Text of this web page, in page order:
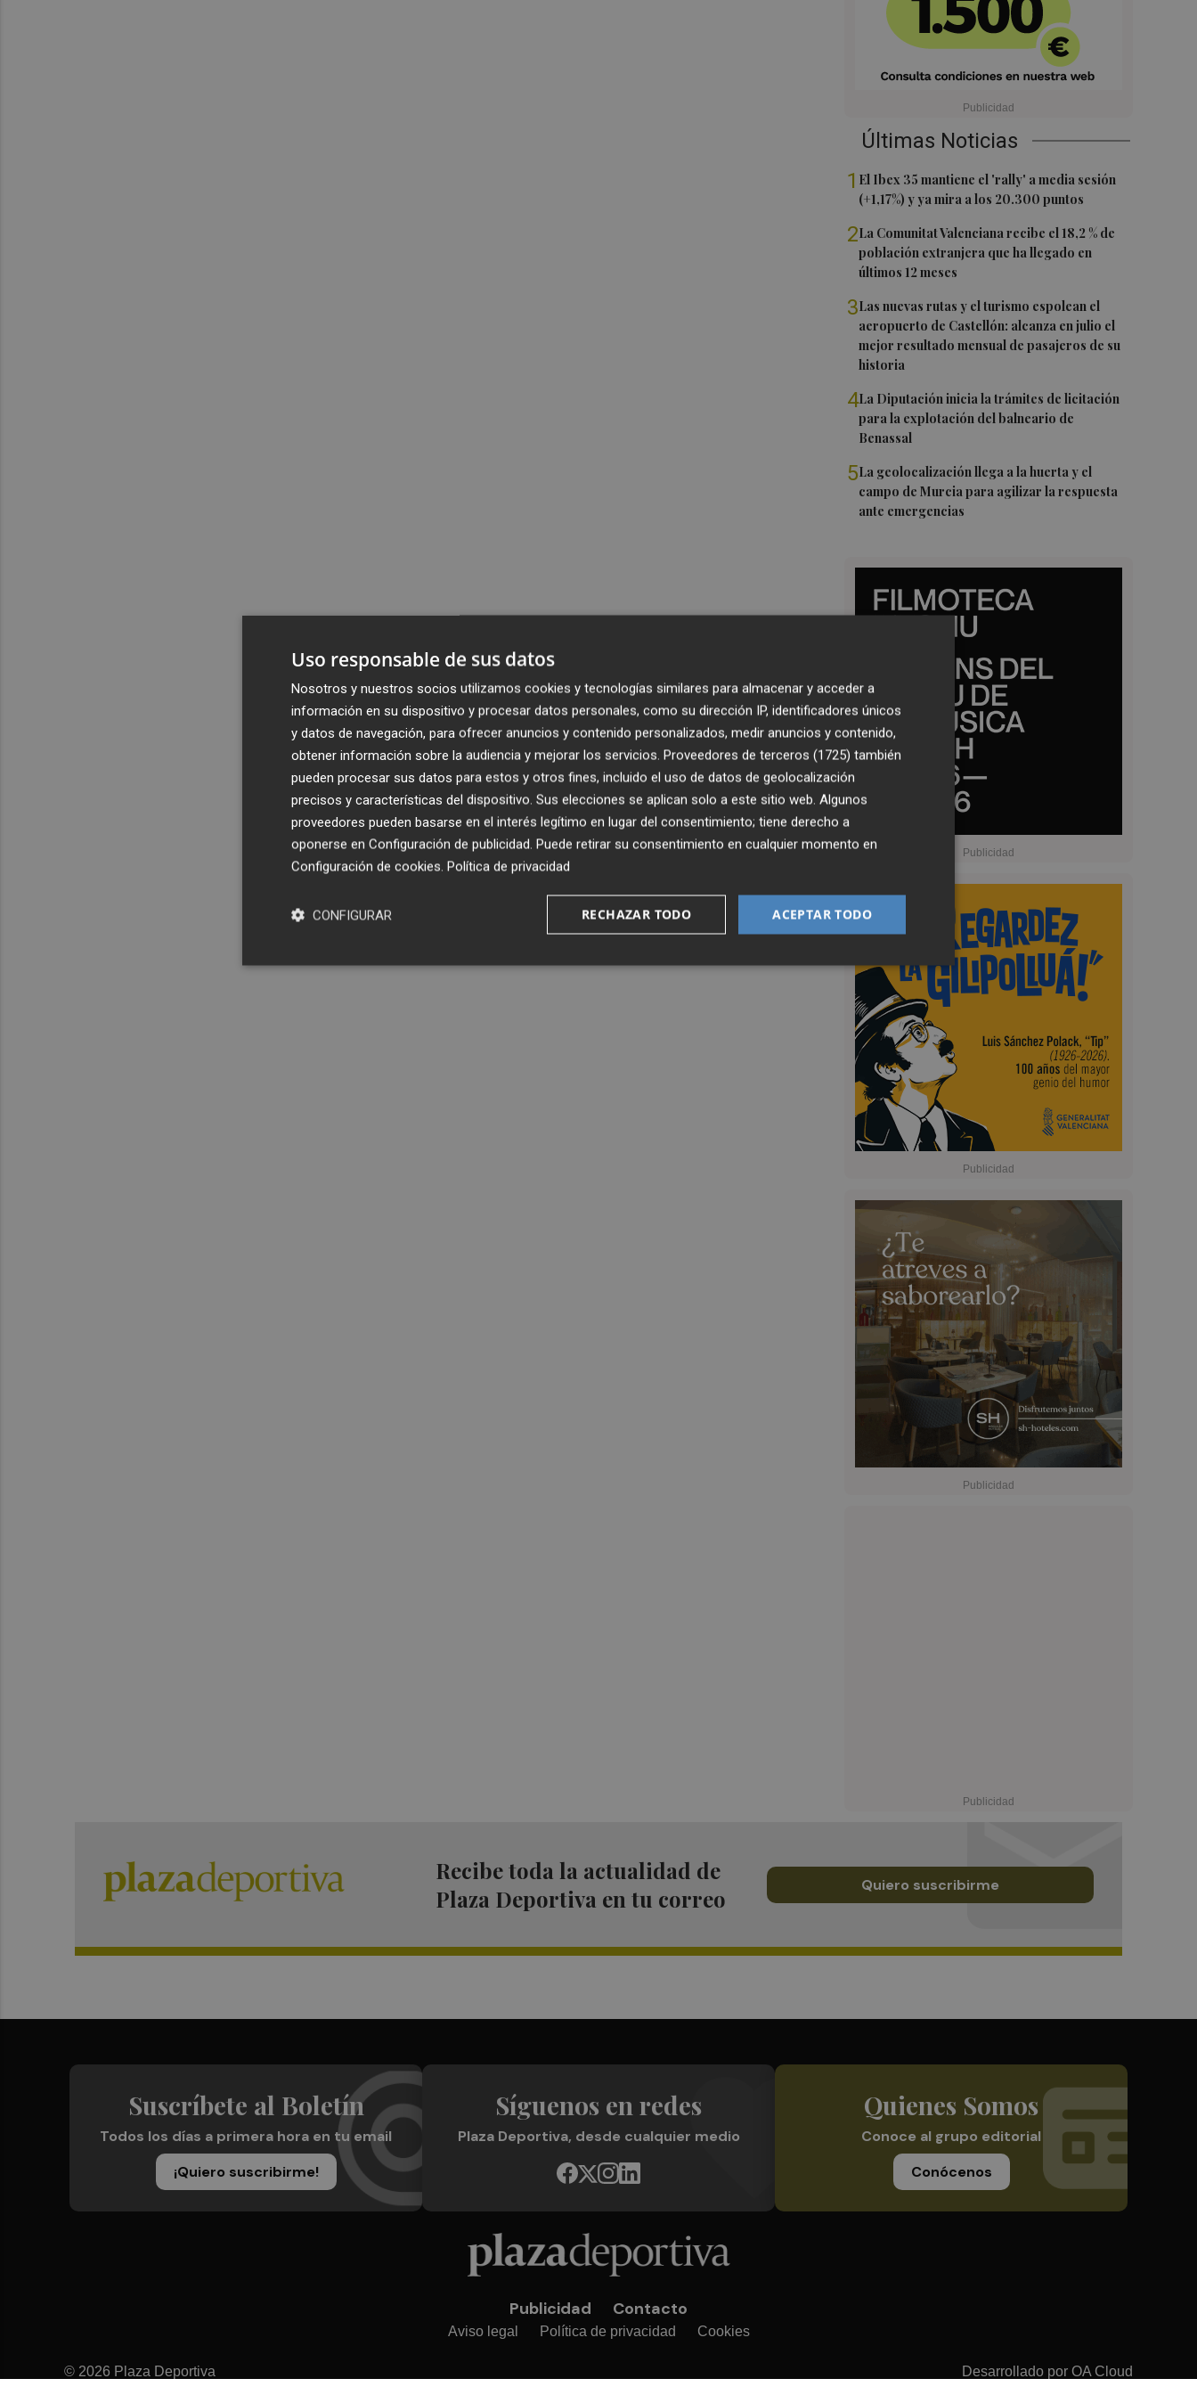
Últimas Noticias
1 El Ibex 35 mantiene el 'rally' a media sesión
(+1,17%) y ya mira a los 20.300 puntos
2La Comunitat Valenciana recibe el 18,2 % de
población extranjera que ha llegado en
últimos 12 meses
3Las nuevas rutas y el turismo espolean el
aeropuerto de Castellón: alcanza en julio el
mejor resultado mensual de pasajeros de su
historia
4La Diputación inicia la trámites de licitación
para la explotación del balneario de
Benassal
5La geolocalización llega a la huerta y el
campo de Murcia para agilizar la respuesta
ante emergencias
Recibe toda la actualidad de
Plaza Deportiva en tu correo
Quiero suscribirme
Suscríbete al Boletín
Todos los días a primera hora en tu email
¡Quiero suscribirme!
Síguenos en redes
Plaza Deportiva, desde cualquier medio
Quienes Somos
Conoce al grupo editorial
Conócenos
Publicidad Contacto
Aviso legal Política de privacidad Cookies
© 2026 Plaza Deportiva Desarrollado por OA Cloud
Uso responsable de sus datos
Nosotros y nuestros socios utilizamos cookies y tecnologías similares para almacenar y acceder a
información en su dispositivo y procesar datos personales, como su dirección IP, identificadores únicos
y datos de navegación, para ofrecer anuncios y contenido personalizados, medir anuncios y contenido,
obtener información sobre la audiencia y mejorar los servicios. Proveedores de terceros (1725) también
pueden procesar sus datos para estos y otros fines, incluido el uso de datos de geolocalización
precisos y características del dispositivo. Sus elecciones se aplican solo a este sitio web. Algunos
proveedores pueden basarse en el interés legítimo en lugar del consentimiento; tiene derecho a
oponerse en Configuración de publicidad. Puede retirar su consentimiento en cualquier momento en
Configuración de cookies. Política de privacidad
ACEPTAR TODO
RECHAZAR TODO
CONFIGURAR